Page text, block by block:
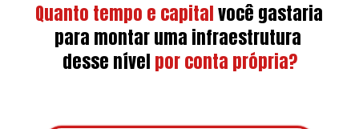
Quanto tempo e capitalvocê gastaria
para montar uma infraestrutura
desse nível por conta própria?